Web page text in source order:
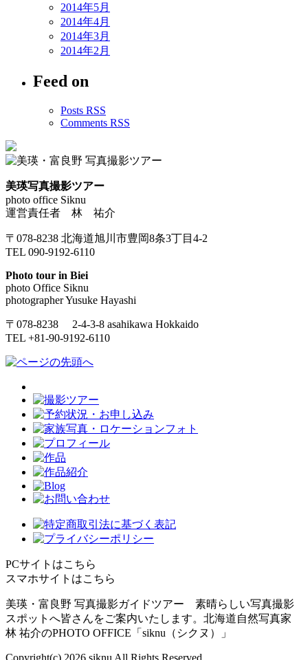
2014年5月
2014年4月
2014年3月
2014年2月
Feed on
Posts RSS
Comments RSS
美瑛写真撮影ツアー
photo office Siknu
運営責任者 林 祐介
〒078-8238 北海道旭川市豊岡8条3丁目4-2
TEL 090-9192-6110
Photo tour in Biei
photo Office Siknu
photographer Yusuke Hayashi
〒078-8238 2-4-3-8 asahikawa Hokkaido
TEL +81-90-9192-6110
PCサイトはこちら
スマホサイトはこちら
美瑛・富良野 写真撮影ガイドツアー 素晴らしい写真撮影
スポットへ皆さんをご案内いたします。北海道自然写真家
林 祐介のPHOTO OFFICE「siknu（シクヌ）」
Copyright(c) 2026 siknu All Rights Reserved.